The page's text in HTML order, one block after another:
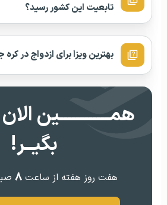
تابعیت این کشور رسید؟
بهترین ویزا برای ازدواج در
همــــــــــــین
بگیــر!
هفت روز هفته از ساعت۸